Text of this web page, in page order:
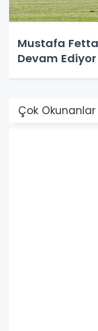
Mustafa
Devam Ediyor
Çok Okunanlar